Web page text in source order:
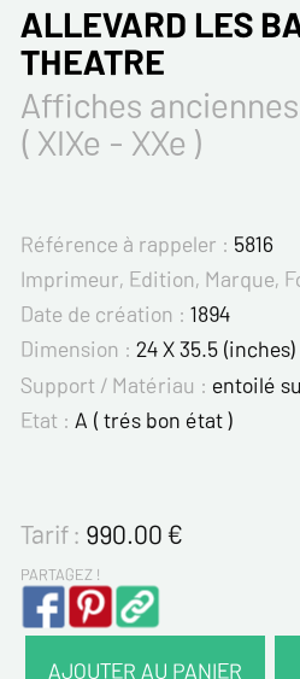
ALLEVARD LES
THEATRE
Affiches
( XIXe - XXe )
Référence à rappeler : 5816
Imprimeur, Edition, Marque,
Date de création : 1894
Dimension : 24 X 35.5
Support / Matériau : entoilé
Etat : A ( trés bon état )
Tarif : 990.00€
PARTAGEZ !
AJOUTER AU PANIER